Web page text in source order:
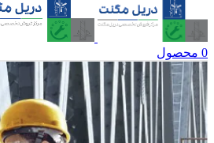
0 محصول